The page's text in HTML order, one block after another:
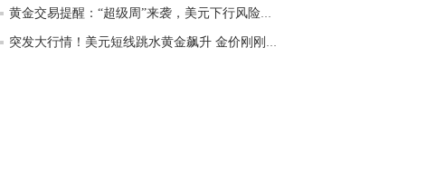
师财经号主页：http://mp.cnfol.com/user/58676
匿名网友-中金在线手机网：
老师好，金现在
黄金交易提醒：“超级周”来袭，美元下行风险仍...
突发大行情！美元短线跳水黄金飙升 金价刚刚触...